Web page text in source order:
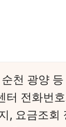
천 광양
터 전화번
, 요금조회